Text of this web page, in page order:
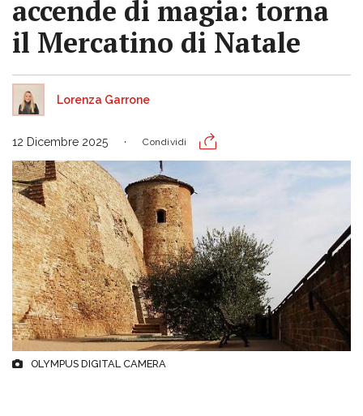
accende di magia: torna
il Mercatino di Natale
Lorenza Garrone
12 Dicembre 2025 Condividi
OLYMPUS DIGITAL CAMERA